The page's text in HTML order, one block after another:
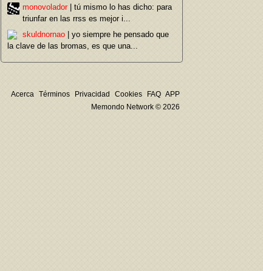
monovolador| tú mismo lo has dicho: para
triunfar en las rrss es mejor i...
skuldnornao | yo siempre he pensado que
la clave de las bromas, es que una...
Acerca Términos Privacidad Cookies FAQ APP
Memondo Network © 2026